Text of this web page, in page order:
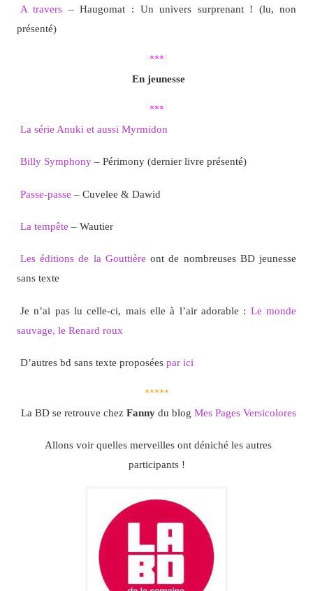
A travers – Haugomat : Un univers surprenant ! (lu, non
présenté)
***
En jeunesse
***
La série Anuki et aussi Myrmidon
Billy Symphony– Périmony (dernier livre présenté)
Passe-passe – Cuvelee & Dawid
La tempête – Wautier
Les éditions de la Gouttière ont de nombreuses BD jeunesse
sans texte
Je n’ai pas lu celle-ci, mais elle à l’air adorable : Le monde
sauvage, le Renard roux
D’autres bd sans texte proposées par ici
*****
La BD se retrouve chez Fannydu blog Mes Pages Versicolores
Allons voir quelles merveilles ont déniché les autres
participants !